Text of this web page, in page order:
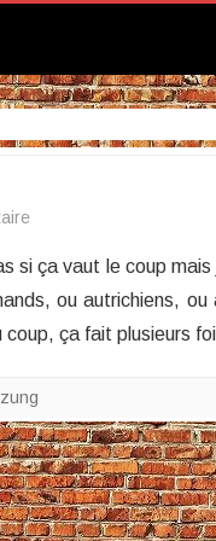
ça vaut le coup
ou autrichiens,
coup, ça fait plusieurs